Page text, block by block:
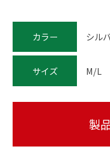
カラー シル
サイズ M/L
製